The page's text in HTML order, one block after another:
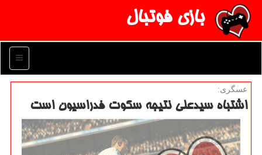
بازی فوتبال
منو
عسگری:
اشتباه سیدعلی نتیجه سكوت فدراسیون است